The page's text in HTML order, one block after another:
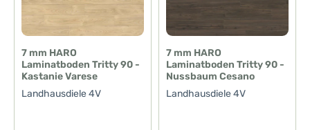
7 mm HARO
Laminatboden Tritty 90 -
Kastanie Varese
Landhausdiele 4V
7 mm HARO
Laminatboden Tritty 90 -
Nussbaum Cesano
Landhausdiele 4V